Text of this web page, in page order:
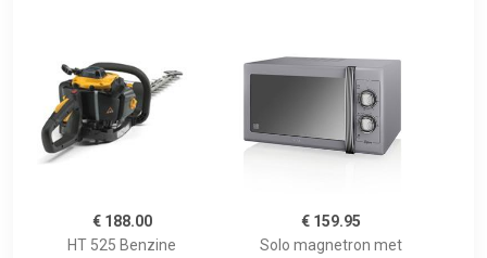
€ 188.00
HT 525 Benzine
€ 159.95
Solo magnetron met